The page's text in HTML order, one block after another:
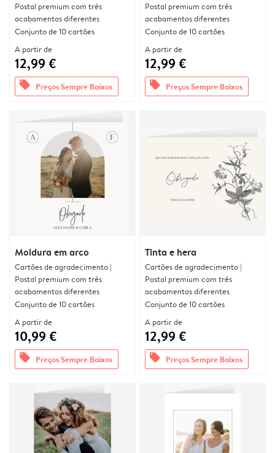
Postal premium com três
acabamentos diferentes
Conjunto de 10 cartões
A partir de
12,99 €
offers Preços Sempre Baixos
Postal premium com três
acabamentos diferentes
Conjunto de 10 cartões
A partir de
12,99 €
offers Preços Sempre Baixos
Moldura em arco
Cartões de agradecimento |
Postal premium com três
acabamentos diferentes
Conjunto de 10 cartões
A partir de
10,99 €
offers Preços Sempre Baixos
Tinta e hera
Cartões de agradecimento |
Postal premium com três
acabamentos diferentes
Conjunto de 10 cartões
A partir de
12,99 €
offers Preços Sempre Baixos